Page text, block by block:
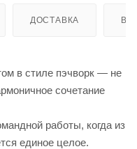
ДОСТАВКА
в стиле пэчворк — не
сочетание
работы, когда из
единое целое.